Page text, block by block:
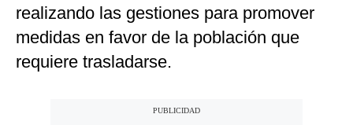
realizando las gestiones para promover
medidas en favor de la población que
requiere trasladarse.